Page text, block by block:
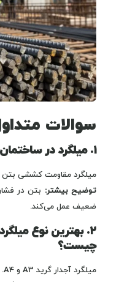
سوالات
۱. میلگرد در ساختمان چه نقشی دارد؟
میلگرد مقاومت کششی بتن
توضیح بیشتر: بتن در
ضعیف عمل می‌کند.
۲. بهترین نوع
چیست؟
میلگرد آجدار گرید A3 و A4.